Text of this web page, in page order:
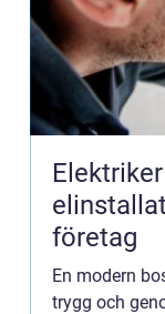
företag
En modern
trygg och